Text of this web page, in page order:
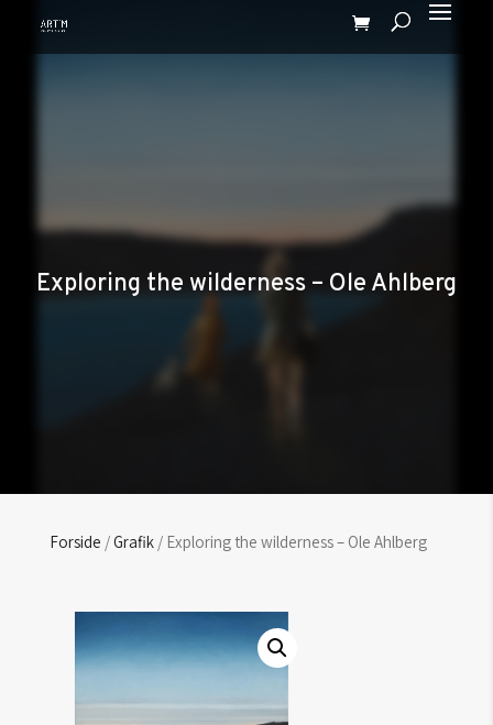
Exploring the wilderness – Ole Ahlberg
Forside /Grafik/ Exploring the wilderness – Ole Ahlberg